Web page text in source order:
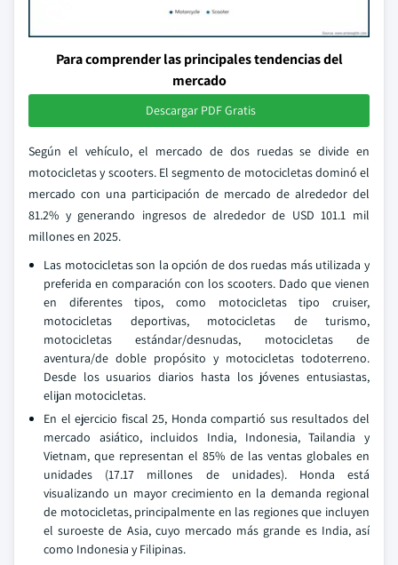
Para comprender las principales tendencias del
mercado
Descargar PDF Gratis
Según el vehículo, el mercado de dos ruedas se divide en
motocicletas y scooters. El segmento de motocicletas dominó el
mercado con una participación de mercado de alrededor del
81.2% y generando ingresos de alrededor de USD 101.1 mil
millones en 2025.
Las motocicletas son la opción de dos ruedas más utilizada y
preferida en comparación con los scooters. Dado que vienen
en diferentes tipos, como motocicletas tipo cruiser,
motocicletas deportivas, motocicletas de turismo,
motocicletas estándar/desnudas, motocicletas de
aventura/de doble propósito y motocicletas todoterreno.
Desde los usuarios diarios hasta los jóvenes entusiastas,
elijan motocicletas.
En el ejercicio fiscal 25, Honda compartió sus resultados del
mercado asiático, incluidos India, Indonesia, Tailandia y
Vietnam, que representan el 85% de las ventas globales en
unidades (17.17 millones de unidades). Honda está
visualizando un mayor crecimiento en la demanda regional
de motocicletas, principalmente en las regiones que incluyen
el suroeste de Asia, cuyo mercado más grande es India, así
como Indonesia y Filipinas.